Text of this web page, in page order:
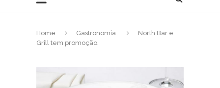
Home Gastronomia
North Bar e
Grill tem promoção.